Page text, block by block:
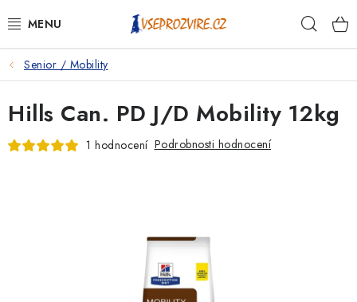
na
PSI
KOČKY
KONĚ
Senior / Mobility
Hills Can. PD J/D Mobility 12kg
1 hodnocení Podrobnosti hodnocení